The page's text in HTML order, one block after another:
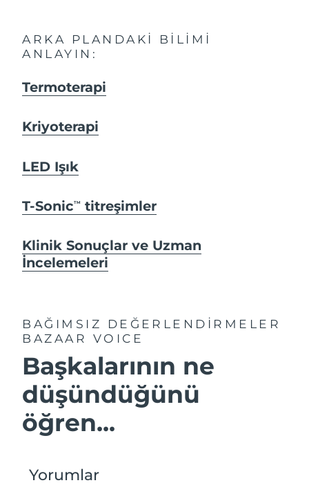
ARKA PLANDAKI BILIMI
ANLAYIN:
Termoterapi
Kriyoterapi
LED Işık
T-SonicTM titreşimler
Klinik Sonuçlar ve Uzman
İncelemeleri
BAĞIMSIZ DEĞERLENDİRMELER
BAZAAR VOICE
Başkalarının ne
düşündüğünü
öğren...